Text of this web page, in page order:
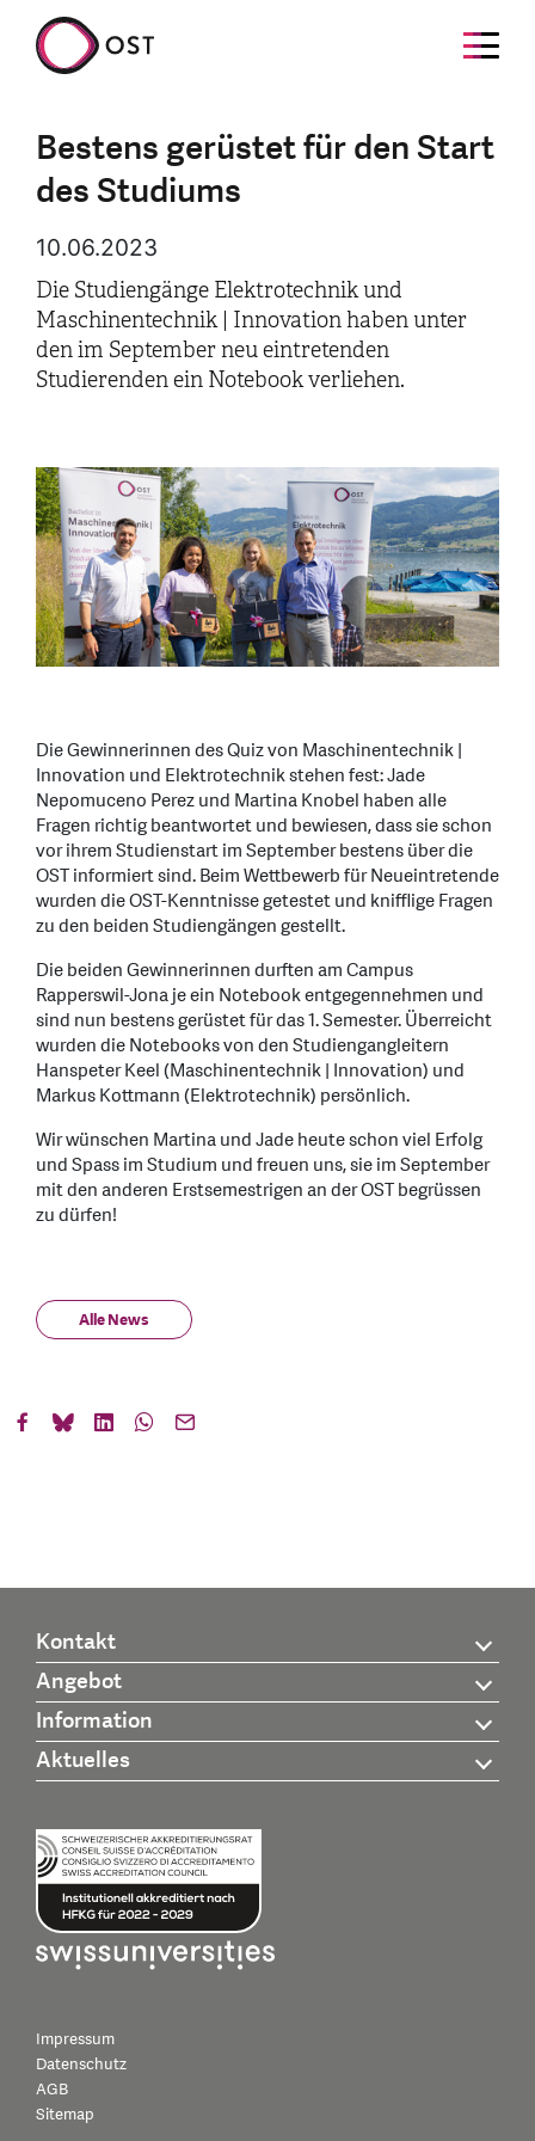
Bestens gerüstet für den Start
des Studiums
10.06.2023
Die Studiengänge Elektrotechnik und
Maschinentechnik | Innovation haben unter
den im September neu eintretenden
Studierenden ein Notebook verliehen.
Die Gewinnerinnen des Quiz von Maschinentechnik |
Innovation und Elektrotechnik stehen fest: Jade
Nepomuceno Perez und Martina Knobel haben alle
Fragen richtig beantwortet und bewiesen, dass sie schon
vor ihrem Studienstart im September bestens über die
OST informiert sind. Beim Wettbewerb für Neueintretende
wurden die OST-Kenntnisse getestet und knifflige Fragen
zu den beiden Studiengängen gestellt.
Die beiden Gewinnerinnen durften am Campus
Rapperswil-Jona je ein Notebook entgegennehmen und
sind nun bestens gerüstet für das 1. Semester. Überreicht
wurden die Notebooks von den Studiengangleitern
Hanspeter Keel (Maschinentechnik | Innovation) und
Markus Kottmann (Elektrotechnik) persönlich.
Wir wünschen Martina und Jade heute schon viel Erfolg
und Spass im Studium und freuen uns, sie im September
mit den anderen Erstsemestrigen an der OST begrüssen
zu dürfen!
Alle News
Kontakt
Angebot
Information
Aktuelles
Impressum
Datenschutz
AGB
Sitemap